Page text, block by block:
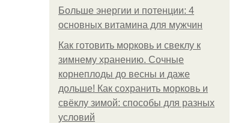
Больше энергии и потенции: 4
основных витамина для мужчин
Как готовить морковь и свеклу к
зимнему хранению. Сочные
корнеплоды до весны и даже
дольше! Как сохранить морковь и
свёклу зимой: способы для разных
условий